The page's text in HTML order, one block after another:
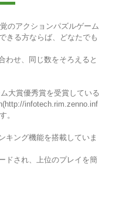
のアクションパズルゲーム
きる方ならば、どなたでも
わせ、同じ数をそろえると
大賞優秀賞を受賞している
infotech.rim.zenno.inf
。
キング機能を搭載していま
ドされ、上位のプレイを簡